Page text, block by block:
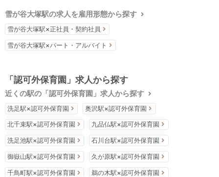
雪が谷大塚駅の求人を雇用形態から探す
雪が谷大塚駅×正社員・契約社員
雪が谷大塚駅×パート・アルバイト
「認可外保育園」求人から探す
近くの駅の「認可外保育園」求人から探す
洗足駅×認可外保育園 奥沢駅×認可外保育園
北千束駅×認可外保育園 九品仏駅×認可外保育園
洗足池駅×認可外保育園 石川台駅×認可外保育園
御嶽山駅×認可外保育園 久が原駅×認可外保育園
千鳥町駅×認可外保育園 鵜の木駅×認可外保育園